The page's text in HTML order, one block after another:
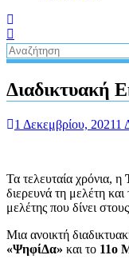
Διαδικτυακή
1 Δεκεμβρίου, 20211
Τα τελευταία χρόνια, η
διερευνά τη μελέτη
μελέτης που δίνει
Μια ανοικτή
«ΨηφίΔα» και το 11ο